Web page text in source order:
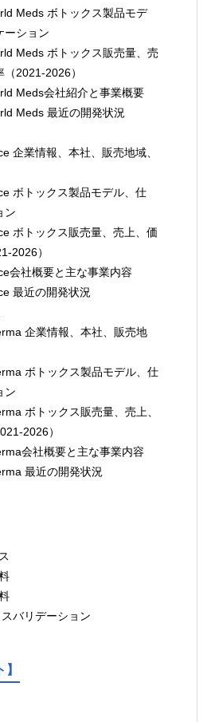
ーション
（2021-2026）
World Meds会社紹介と事業概要
World Meds 最近の開発状況
ン
2026）
会社概要と主な事業内容
最近の開発状況
ン
2026）
Galderma会社概要と主な事業内容
最近の開発状況
料
料
スバリデーション